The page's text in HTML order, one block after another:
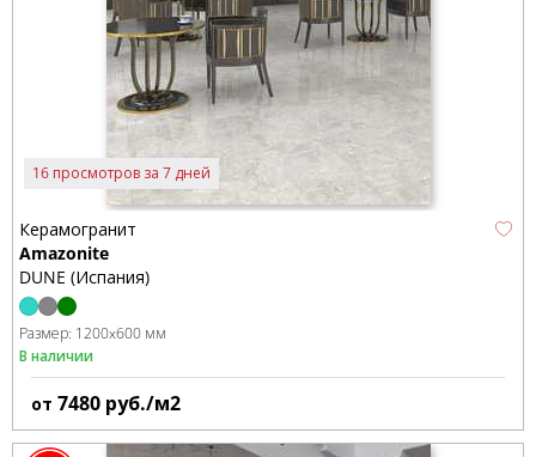
16 просмотров за 7 дней
Керамогранит
Amazonite
DUNE (Испания)
Размер: 1200x600 мм
В наличии
от 7480 руб./м2